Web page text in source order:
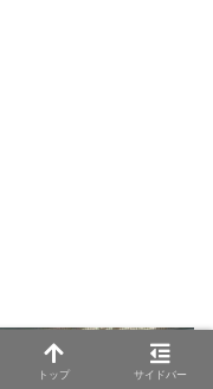
トップ サイドバー